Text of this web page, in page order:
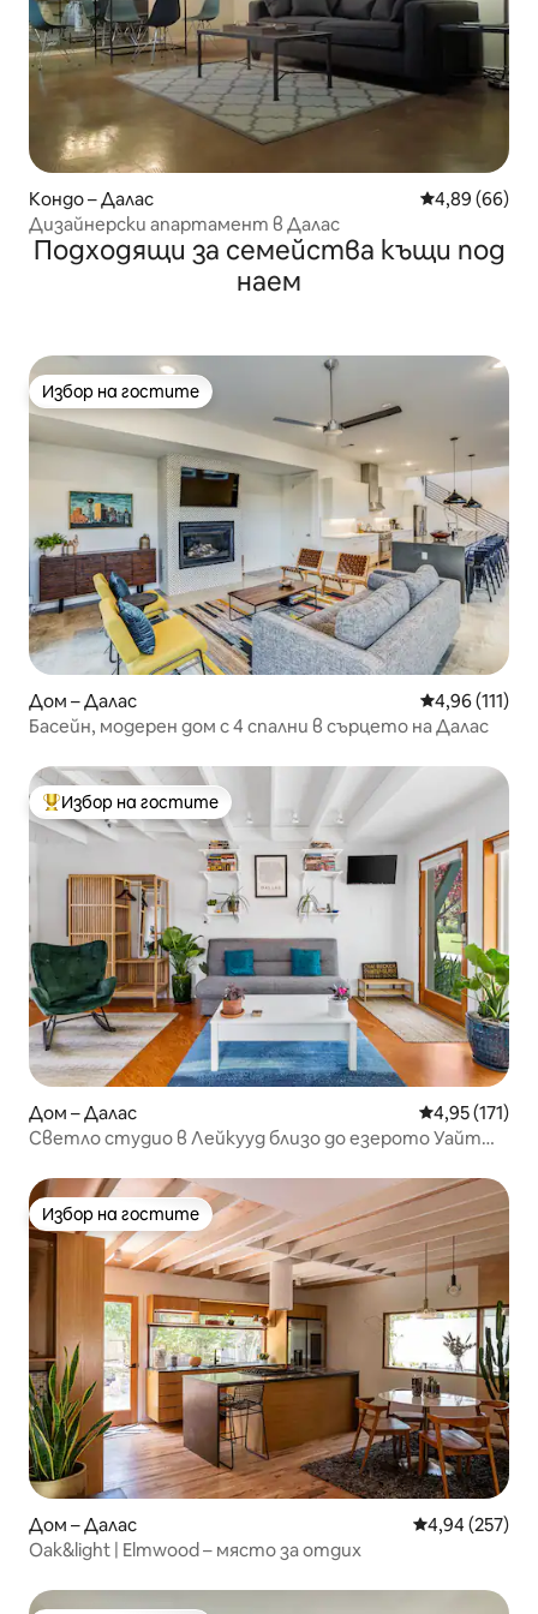
Кондо – Далас Средна
4,89 (66)
Дизайнерски апартамент в Далас
Подходящи за семейства къщи под
наем
Избор на гостите
Избор на гостите
Дом – Далас Средна
4,96 (111)
Басейн, модерен дом с 4 спални в сърцето на Далас
Най-популярен избор на гостите
Избор на гостите
Дом – Далас Средна
4,95 (171)
Светло студио в Лейкууд близо до езерото Уайт
Избор на гостите
Избор на гостите
Дом – Далас Средна
4,94 (257)
Oak&light | Elmwood – място за отдих